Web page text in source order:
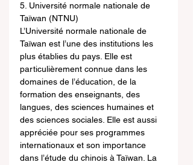
5. Université normale nationale de
Taïwan (NTNU)
L’Université normale nationale de
Taïwan est l’une des institutions les
plus établies du pays. Elle est
particulièrement connue dans les
domaines de l’éducation, de la
formation des enseignants, des
langues, des sciences humaines et
des sciences sociales. Elle est aussi
appréciée pour ses programmes
internationaux et son importance
dans l’étude du chinois à Taïwan. La